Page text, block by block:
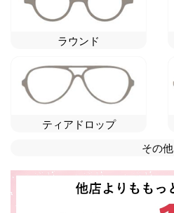
ラウンド
ティアドロップ
その他